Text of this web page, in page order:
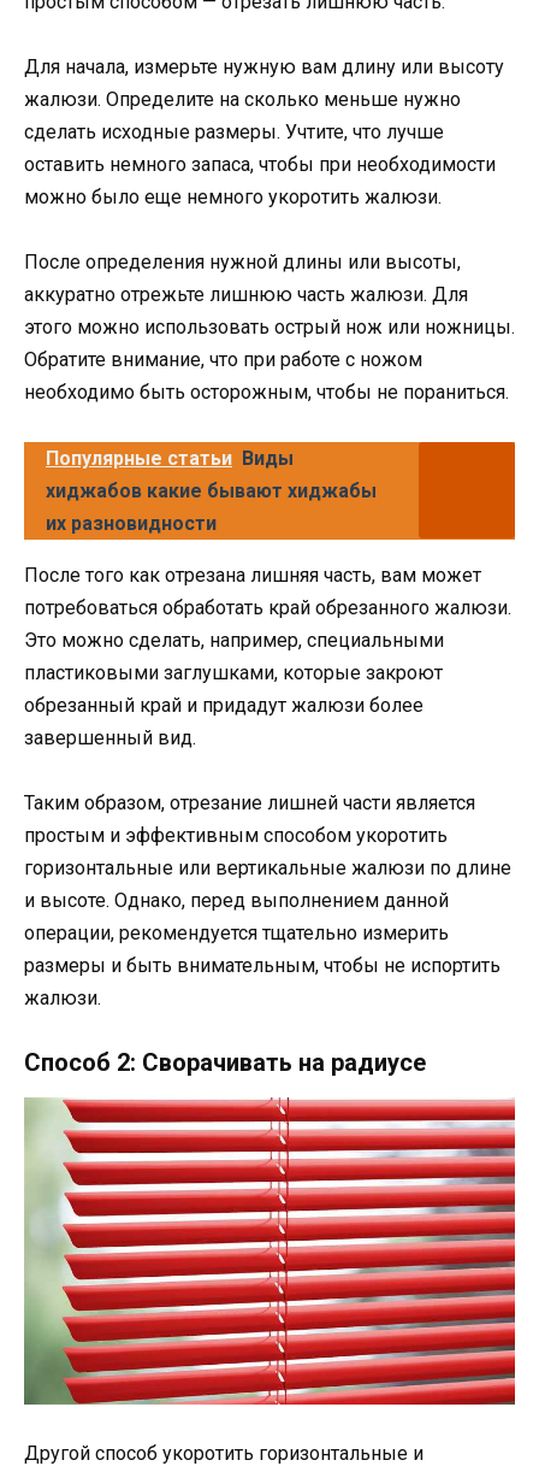
Для начала, измерьте нужную вам длину или высоту
жалюзи. Определите на сколько меньше нужно
сделать исходные размеры. Учтите, что лучше
оставить немного запаса, чтобы при необходимости
можно было еще немного укоротить жалюзи.
После определения нужной длины или высоты,
аккуратно отрежьте лишнюю часть жалюзи. Для
этого можно использовать острый нож или ножницы.
Обратите внимание, что при работе с ножом
необходимо быть осторожным, чтобы не пораниться.
Популярные статьи Виды
хиджабов какие бывают хиджабы
их разновидности
После того как отрезана лишняя часть, вам может
потребоваться обработать край обрезанного жалюзи.
Это можно сделать, например, специальными
пластиковыми заглушками, которые закроют
обрезанный край и придадут жалюзи более
завершенный вид.
Таким образом, отрезание лишней части является
простым и эффективным способом укоротить
горизонтальные или вертикальные жалюзи по длине
и высоте. Однако, перед выполнением данной
операции, рекомендуется тщательно измерить
размеры и быть внимательным, чтобы не испортить
жалюзи.
Способ 2: Сворачивать на радиусе
Другой способ укоротить горизонтальные и